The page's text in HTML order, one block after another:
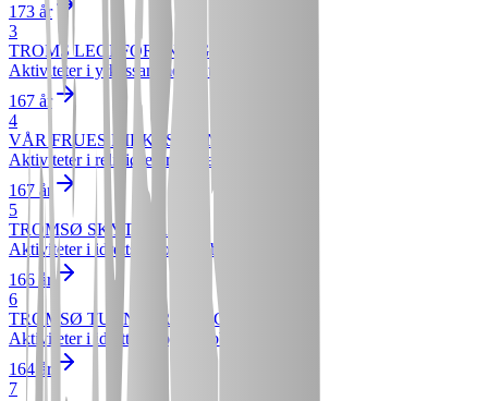
173 år
3
TROMS LEGEFORENING
Aktiviteter i yrkessammenslutninger
167 år
4
VÅR FRUES KIRKES MENIGHET
Aktiviteter i religiøse organisasjoner
167 år
5
TROMSØ SKYTTERLAG
Aktiviteter i idrettslag og -klubber
166 år
6
TROMSØ TURNFORENING
Aktiviteter i idrettslag og -klubber
164 år
7